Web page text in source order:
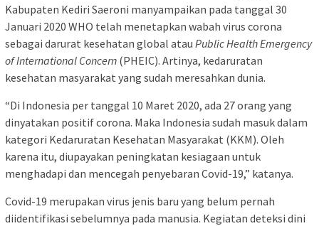
Kabupaten Kediri Saeroni manyampaikan pada tanggal 30
Januari 2020 WHO telah menetapkan wabah virus corona
sebagai darurat kesehatan global atau Public Health Emergency
of International Concern (PHEIC). Artinya, kedaruratan
kesehatan masyarakat yang sudah meresahkan dunia.
“Di Indonesia per tanggal 10 Maret 2020, ada 27 orang yang
dinyatakan positif corona. Maka Indonesia sudah masuk dalam
kategori Kedaruratan Kesehatan Masyarakat (KKM). Oleh
karena itu, diupayakan peningkatan kesiagaan untuk
menghadapi dan mencegah penyebaran Covid-19,” katanya.
Covid-19 merupakan virus jenis baru yang belum pernah
diidentifikasi sebelumnya pada manusia. Kegiatan deteksi dini